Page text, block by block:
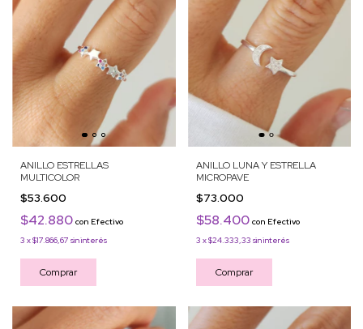
ANILLO ESTRELLAS
MULTICOLOR
$53.600
$42.880 con Efectivo
3 x$17.866,67 sin interés
Comprar
ANILLO LUNA Y ESTRELLA
MICROPAVE
$73.000
$58.400 con Efectivo
3 x$24.333,33 sin interés
Comprar